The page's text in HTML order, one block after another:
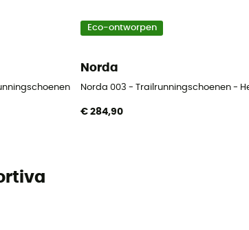
- Heren
Eco-ontworpen
Norda
Norda 003 - Trailrunningschoenen -
€ 284,90